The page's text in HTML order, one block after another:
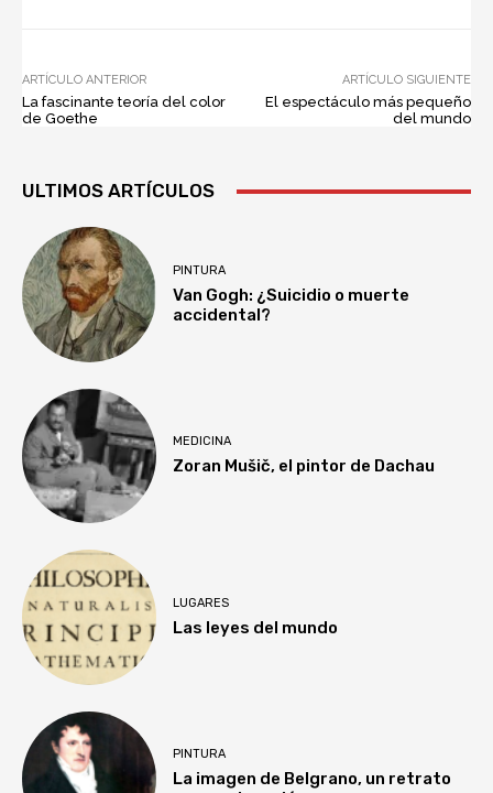
ARTÍCULO ANTERIOR
La fascinante teoría del color
de Goethe
ARTÍCULO SIGUIENTE
El espectáculo más pequeño
del mundo
ULTIMOS ARTÍCULOS
PINTURA
Van Gogh: ¿Suicidio o muerte
accidental?
MEDICINA
Zoran Mušič, el pintor de Dachau
LUGARES
Las leyes del mundo
PINTURA
La imagen de Belgrano, un retrato